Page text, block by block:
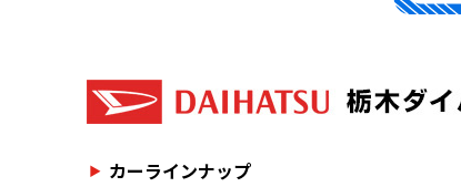
カーラインナップ